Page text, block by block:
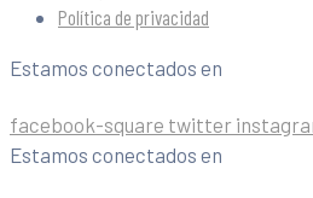
Política de privacidad
Estamos conectados en
facebook-square twitter
Estamos conectados en